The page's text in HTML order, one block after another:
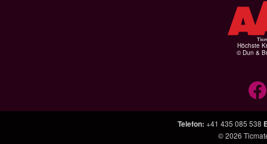
Höchste
© Dun &
Telefon: +41 435 085 538
© 2026